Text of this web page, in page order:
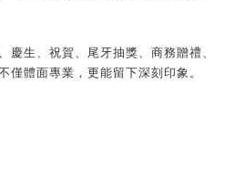
慶生、祝賀、尾牙抽獎、商務贈禮、
僅體面專業，更能留下深刻印象。